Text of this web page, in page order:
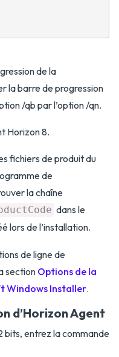
de la
la barre de progression
/qb par l’option /qn.
Horizon 8.
fichiers de produit du
de
la chaîne
dans le
lors de l’installation.
de ligne de
sectionOptions de la
Windows Installer.
d’Horizon Agent
bits, entrez la commande